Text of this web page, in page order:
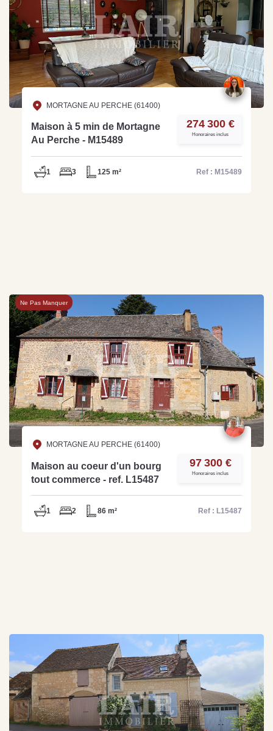
MORTAGNE AU PERCHE (61400)
Maison à 5 min de Mortagne
Au Perche - M15489
274 300 €
Honoraires inclus
1 3 125 m² Ref : M15489
Ne Pas Manquer
MORTAGNE AU PERCHE (61400)
Maison au coeur d'un bourg
tout commerce - ref. L15487
97 300 €
Honoraires inclus
1 2 86 m² Ref : L15487